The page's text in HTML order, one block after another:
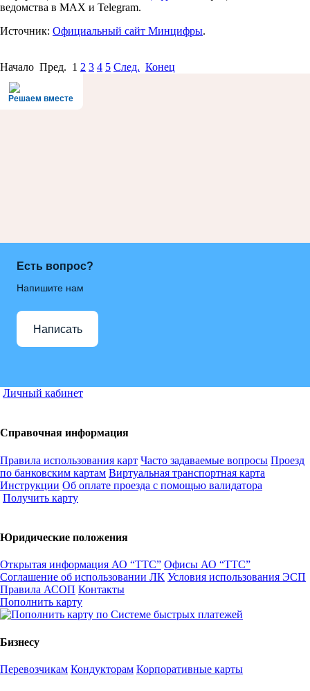
ведомства в MAX и Telegram.
Источник: Официальный сайт Минцифры.
Начало Пред. 1 2 3 4 5 След. Конец
Решаем вместе
Есть вопрос?
Напишите нам
Написать
Личный кабинет
Справочная информация
Правила использования карт Часто задаваемые вопросы Проезд
по банковским картам Виртуальная транспортная карта
Инструкции Об оплате проезда с помощью валидатора
Получить карту
Юридические положения
Открытая информация АО “ТТС” Офисы АО “ТТС”
Соглашение об использовании ЛК Условия использования ЭСП
Правила АСОП Контакты
Пополнить карту
Бизнесу
Перевозчикам Кондукторам Корпоративные карты